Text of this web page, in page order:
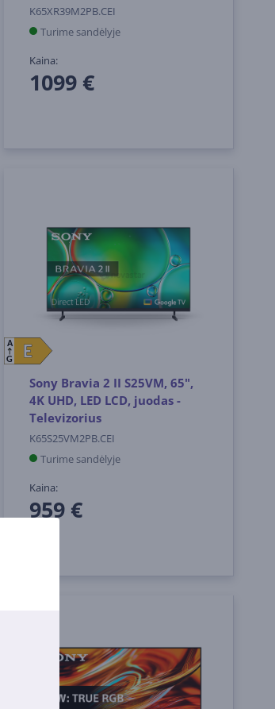
K65XR39M2PB.CEI
Turime sandėlyje
Kaina:
1099 €
E
E
A
G
Sony Bravia 2 II S25VM, 65",
4K UHD, LED LCD, juodas -
Televizorius
K65S25VM2PB.CEI
Turime sandėlyje
Kaina:
959 €